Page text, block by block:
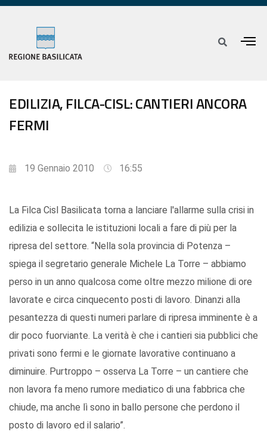
EDILIZIA, FILCA-CISL: CANTIERI ANCORA
FERMI
19 Gennaio 2010 16:55
La Filca Cisl Basilicata torna a lanciare l'allarme sulla crisi in
edilizia e sollecita le istituzioni locali a fare di più per la
ripresa del settore. “Nella sola provincia di Potenza –
spiega il segretario generale Michele La Torre – abbiamo
perso in un anno qualcosa come oltre mezzo milione di ore
lavorate e circa cinquecento posti di lavoro. Dinanzi alla
pesantezza di questi numeri parlare di ripresa imminente è a
dir poco fuorviante. La verità è che i cantieri sia pubblici che
privati sono fermi e le giornate lavorative continuano a
diminuire. Purtroppo – osserva La Torre – un cantiere che
non lavora fa meno rumore mediatico di una fabbrica che
chiude, ma anche lì sono in ballo persone che perdono il
posto di lavoro ed il salario”.